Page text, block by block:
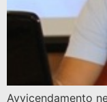
Avvicendamento